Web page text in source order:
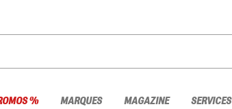
% MARQUES MAGAZINE SERVICES